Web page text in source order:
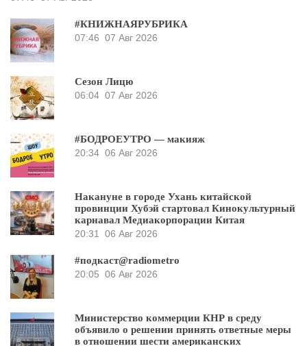
#КНИЖНАЯРУБРИКА
07:46 07 Авг 2026
Сезон Лицю
06:04 07 Авг 2026
#БОДРОЕУТРО — макияж
20:34 06 Авг 2026
Накануне в городе Ухань китайской
провинции Хубэй стартовал Кинокультурный
карнавал Медиакорпорации Китая
20:31
06 Авг 2026
#подкаст@radiometro
20:05 06 Авг 2026
Министерство коммерции КНР в среду
объявило о решении принять ответные меры
в отношении шести американских